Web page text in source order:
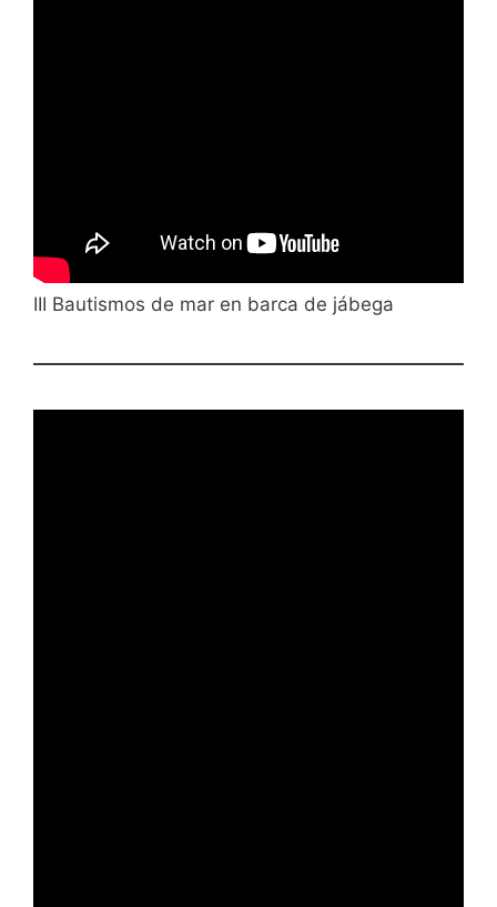
III Bautismos de mar en barca de jábega